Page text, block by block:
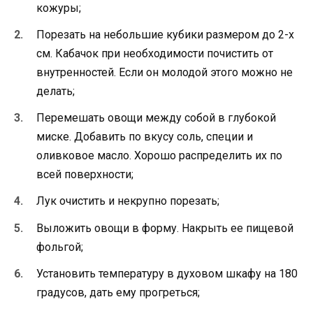
кожуры;
Порезать на небольшие кубики размером до 2-х
см. Кабачок при необходимости почистить от
внутренностей. Если он молодой этого можно не
делать;
Перемешать овощи между собой в глубокой
миске. Добавить по вкусу соль, специи и
оливковое масло. Хорошо распределить их по
всей поверхности;
Лук очистить и некрупно порезать;
Выложить овощи в форму. Накрыть ее пищевой
фольгой;
Установить температуру в духовом шкафу на 180
градусов, дать ему прогреться;